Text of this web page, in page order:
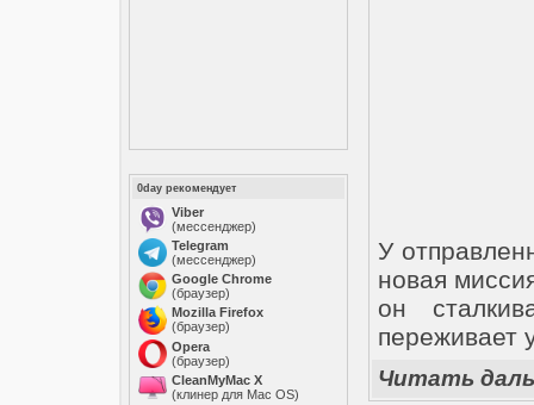
0day рекомендует
Viber
(мессенджер)
Telegram
(мессенджер)
Google Chrome
(браузер)
Mozilla Firefox
(браузер)
Opera
(браузер)
CleanMyMac X
(клинер для Mac OS)
У
новая
он
переживает
Читать